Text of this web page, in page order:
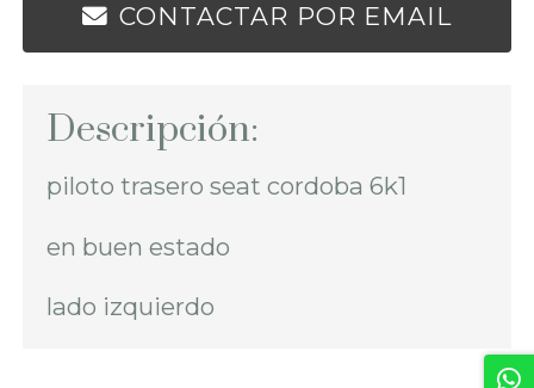
CONTACTAR POR EMAIL
Descripción:
piloto trasero seat cordoba 6k1
en buen estado
lado izquierdo